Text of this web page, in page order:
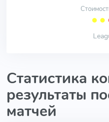
⬤ ⬤
Статистика
результаты
матчей